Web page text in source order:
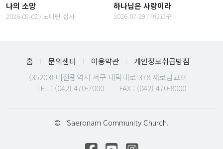
나의 소망
2026-08-02 노미란 집사
하나님은 사랑이라
2026-07-29 여2교구
홈 문의센터 이용약관
개인정보취급방침
(35203) 대전광역시 서구 대덕대로 378 새로남교회
TEL : (042) 470-7000 FAX : (042) 470-8000
© Saeronam Community Church.